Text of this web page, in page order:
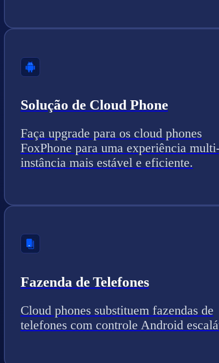
Solução de Cloud Phone
Faça upgrade para os cloud phones
FoxPhone para uma experiência
instância mais estável e eficiente.
Fazenda de Telefones
Cloud phones substituem fazendas de
telefones com controle Android